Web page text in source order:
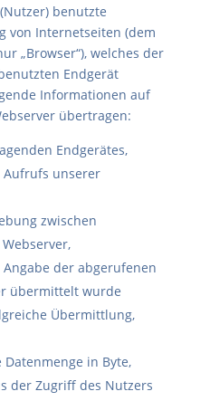
benutzte
von Internetseiten (dem
„Browser“), welches der
Endgerät
Informationen auf
übertragen:
Endgerätes,
Aufrufs unserer
zwischen
der abgerufenen
übermittelt wurde
Übermittlung,
in Byte,
der Zugriff des Nutzers